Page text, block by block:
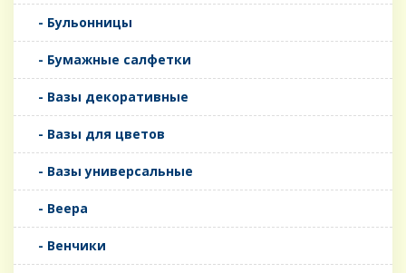
- Бульонницы
- Бумажные салфетки
- Вазы декоративные
- Вазы для цветов
- Вазы универсальные
- Веера
- Венчики